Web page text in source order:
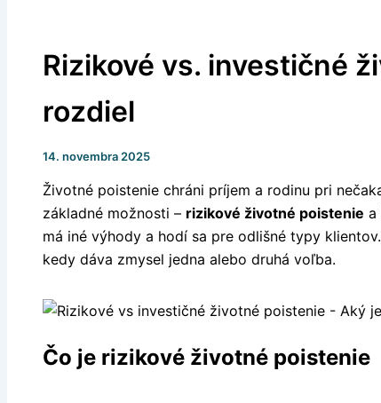
Rizikové vs. investičné
rozdiel
14. novembra 2025
Životné poistenie chráni príjem a rodinu pri
základné možnosti – rizikové životné poistenie a
má iné výhody a hodí sa pre odlišné typy
kedy dáva zmysel jedna alebo druhá voľba.
Čo je rizikové životné poistenie